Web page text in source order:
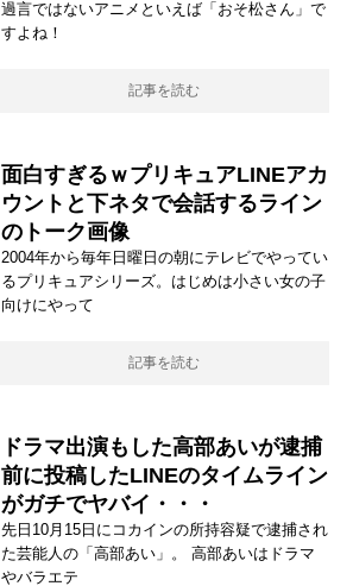
過言ではないアニメといえば「おそ松さん」で
すよね！
記事を読む
面白すぎるｗプリキュアLINEアカ
ウントと下ネタで会話するライン
のトーク画像
2004年から毎年日曜日の朝にテレビでやってい
るプリキュアシリーズ。はじめは小さい女の子
向けにやって
記事を読む
ドラマ出演もした高部あいが逮捕
前に投稿したLINEのタイムライン
がガチでヤバイ・・・
先日10月15日にコカインの所持容疑で逮捕され
た芸能人の「高部あい」。 高部あいはドラマ
やバラエテ